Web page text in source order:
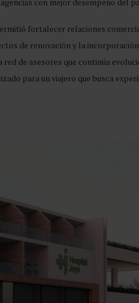
fortalecer relaciones
de renovación y la
de asesores que continúa
para un viajero que busca